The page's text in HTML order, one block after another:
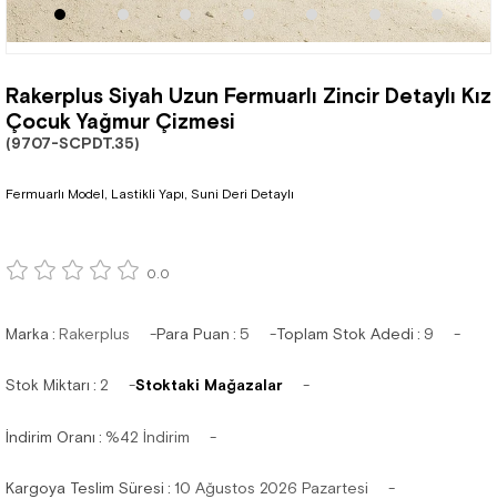
Rakerplus Siyah Uzun Fermuarlı Zincir Detaylı Kız
Çocuk Yağmur Çizmesi
(9707-SCPDT.35)
Fermuarlı Model, Lastikli Yapı, Suni Deri Detaylı
0.0
Marka : Rakerplus Para Puan : 5 Toplam Stok Adedi : 9
Stok Miktarı : 2 Stoktaki Mağazalar
İndirim Oranı : %42 İndirim
Kargoya Teslim Süresi : 10 Ağustos 2026 Pazartesi